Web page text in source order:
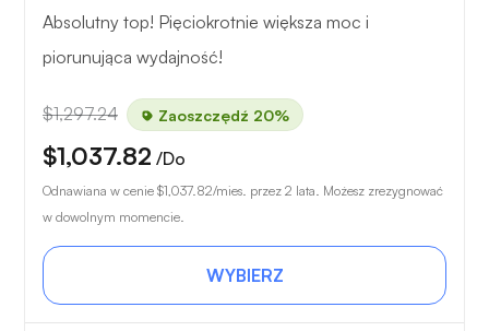
Absolutny top! Pięciokrotnie większa moc i
piorunująca wydajność!
$1,297.24 Zaoszczędź 20%
$1,037.82 /Do
Odnawiana w cenie $1,037.82/mies. przez 2 lata. Możesz zrezygnować
w dowolnym momencie.
WYBIERZ